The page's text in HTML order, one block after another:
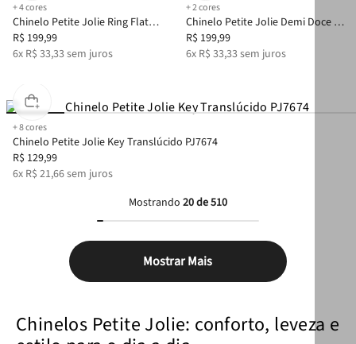
+4cores
Chinelo Petite Jolie Ring Flat
Preto PJ7798
R$ 199,99
6x R$ 33,33sem juros
+2cores
Chinelo Petite Jolie Demi Doce De
Leite PJ7690
R$ 199,99
6x R$ 33,33sem juros
+8cores
Chinelo Petite Jolie Key Translúcido PJ7674
R$ 129,99
6x R$ 21,66sem juros
Mostrando 20 de 510
Mostrar Mais
Chinelos Petite Jolie: conforto, leveza e